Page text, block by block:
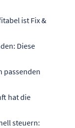
ist Fix &
Diese
passenden
hat die
steuern: